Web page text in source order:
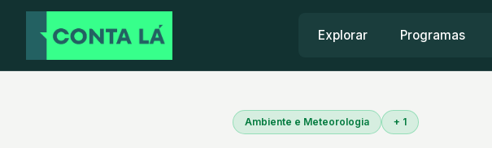
Explorar Programas
Ambiente e Meteorologia + 1